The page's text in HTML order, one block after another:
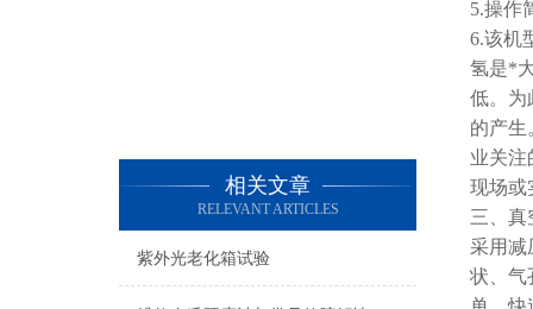
相关文章
RELEVANT ARTICLES
紫外光老化箱试验
5.操作
6.该机
氢是*
低。为
的产生
业关注
现场或
三、真
采用减
状、气